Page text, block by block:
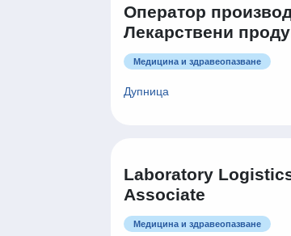
Оператор
Лекарствени
Медицина и здравеопазване
Дупница
Laboratory
Associate
Медицина и здравеопазване